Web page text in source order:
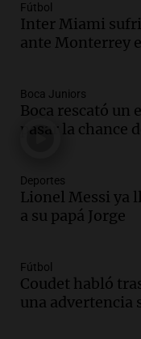
Audio.El
Jorge Messi
Episodios
Audio.El
Una mañana
Episodios
Audio.Una
conviene
Una mañana
Episodios
Fútbol
Inter Miami
ante Monterrey
Boca Juniors
Boca rescató un
pasar la chance
Deportes
Lionel Messi ya
a su papá Jorge
Fútbol
Coudet habló
una advertencia